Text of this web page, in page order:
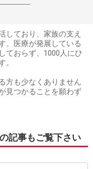
しており、家族の支え
。医療が発展している
ておらず、1000人にひ
。
方も少なくありません
見つかることを願わず
記事もご覧下さい